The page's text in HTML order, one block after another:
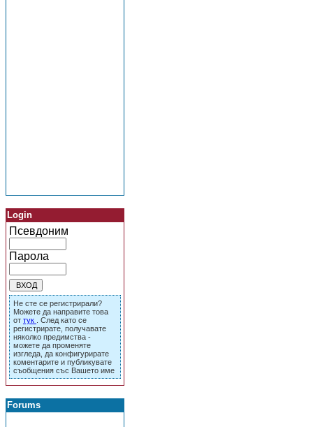
Login
Псевдоним
Парола
Не сте се регистрирали?
Можете да направите това
от тук
. След като се
регистрирате, получавате
няколко предимства -
можете да променяте
изгледа, да конфигурирате
коментарите и публикувате
съобщения със Вашето име
Forums